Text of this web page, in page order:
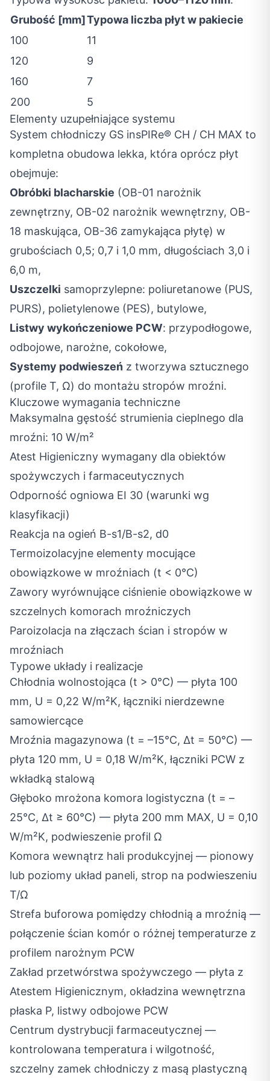
Grubość [mm]Typowa liczba płyt w pakiecie
100
11
120
9
160
7
200
5
Elementy uzupełniające systemu
System chłodniczy GS insPIRe® CH / CH MAX to
kompletna obudowa lekka, która oprócz płyt
obejmuje:
Obróbki blacharskie (OB-01 narożnik
zewnętrzny, OB-02 narożnik wewnętrzny, OB-
18 maskująca, OB-36 zamykająca płytę) w
grubościach 0,5; 0,7 i 1,0 mm, długościach 3,0 i
6,0 m,
Uszczelki samoprzylepne: poliuretanowe (PUS,
PURS), polietylenowe (PES), butylowe,
Listwy wykończeniowe PCW: przypodłogowe,
odbojowe, narożne, cokołowe,
Systemy podwieszeń z tworzywa sztucznego
(profile T, Ω) do montażu stropów mroźni.
Kluczowe wymagania techniczne
Maksymalna gęstość strumienia cieplnego dla
mroźni: 10 W/m²
Atest Higieniczny wymagany dla obiektów
spożywczych i farmaceutycznych
Odporność ogniowa EI 30 (warunki wg
klasyfikacji)
Reakcja na ogień B-s1/B-s2, d0
Termoizolacyjne elementy mocujące
obowiązkowe w mroźniach (t < 0°C)
Zawory wyrównujące ciśnienie obowiązkowe w
szczelnych komorach mroźniczych
Paroizolacja na złączach ścian i stropów w
mroźniach
Typowe układy i realizacje
Chłodnia wolnostojąca (t > 0°C) — płyta 100
mm, U = 0,22 W/m²K, łączniki nierdzewne
samowiercące
Mroźnia magazynowa (t = –15°C, Δt = 50°C) —
płyta 120 mm, U = 0,18 W/m²K, łączniki PCW z
wkładką stalową
Głęboko mrożona komora logistyczna (t = –
25°C, Δt ≥ 60°C) — płyta 200 mm MAX, U = 0,10
W/m²K, podwieszenie profil Ω
Komora wewnątrz hali produkcyjnej — pionowy
lub poziomy układ paneli, strop na podwieszeniu
T/Ω
Strefa buforowa pomiędzy chłodnią a mroźnią —
połączenie ścian komór o różnej temperaturze z
profilem narożnym PCW
Zakład przetwórstwa spożywczego — płyta z
Atestem Higienicznym, okładzina wewnętrzna
płaska P, listwy odbojowe PCW
Centrum dystrybucji farmaceutycznej —
kontrolowana temperatura i wilgotność,
szczelny zamek chłodniczy z masą plastyczną